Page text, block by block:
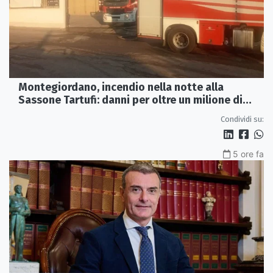
Montegiordano, incendio nella notte alla
Sassone Tartufi: danni per oltre un milione di
Condividi su:
5 ore fa